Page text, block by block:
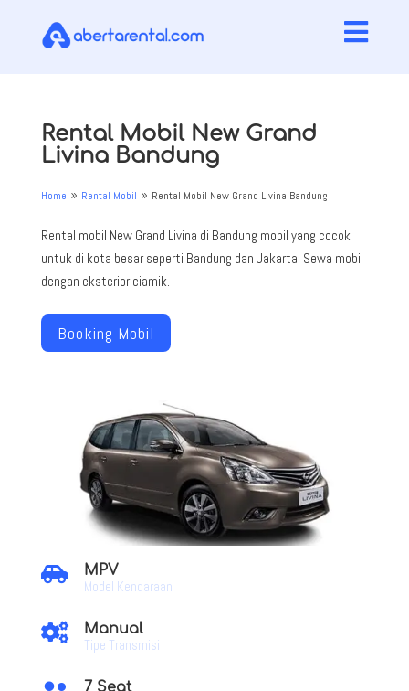

Rental Mobil New Grand
Livina Bandung
Home 9 Rental Mobil 9 Rental Mobil New Grand Livina Bandung
Rental mobil New Grand Livina di Bandung mobil yang cocok
untuk di kota besar seperti Bandung dan Jakarta. Sewa mobil
dengan eksterior ciamik.
Booking Mobil
 MPV
Model Kendaraan
 Manual
Tipe Transmisi
7 Seat